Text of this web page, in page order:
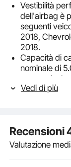
Vestibilità
dell'airbag è
seguenti
2018,
2018.
Capacità di
nominale di
sospensioni
anche con
tenuta d'aria
instabilità del
Vedi di più
Recensioni
Valutazione